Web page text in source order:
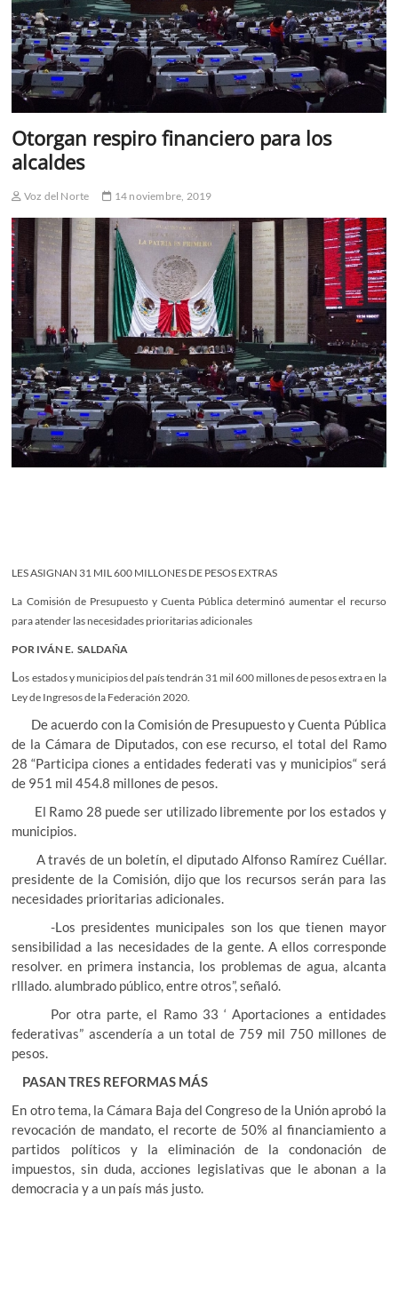
Otorgan respiro financiero para los
alcaldes
Voz del Norte 14 noviembre, 2019
LES ASIGNAN 31 MIL 600 MILLONES DE PESOS EXTRAS
La Comisión de Presupuesto y Cuenta Pública determinó aumentar el recurso
para atender las necesidades prioritarias adicionales
POR IVÁN E. SALDAÑA
Los estados y municipios del país tendrán 31 mil 600 millones de pesos extra en la
Ley de Ingresos de la Federación 2020.
De acuerdo con la Comisión de Presupuesto y Cuenta Pública
de la Cámara de Diputados, con ese recurso, el total del Ramo
28 “Participa ciones a entidades federati vas y municipios“ será
de 951 mil 454.8 millones de pesos.
El Ramo 28 puede ser utilizado libremente por los estados y
municipios.
A través de un boletín, el diputado Alfonso Ramírez Cuéllar.
presidente de la Comisión, dijo que los recursos serán para las
necesidades prioritarias adicionales.
-Los presidentes municipales son los que tienen mayor
sensibilidad a las necesidades de la gente. A ellos corresponde
resolver. en primera instancia, los problemas de agua, alcanta
rlllado. alumbrado público, entre otros”, señaló.
Por otra parte, el Ramo 33 ‘ Aportaciones a entidades
federativas” ascendería a un total de 759 mil 750 millones de
pesos.
PASAN TRES REFORMAS MÁS
En otro tema, la Cámara Baja del Congreso de la Unión aprobó la
revocación de mandato, el recorte de 50% al financiamiento a
partidos políticos y la eliminación de la condonación de
impuestos, sin duda, acciones legislativas que le abonan a la
democracia y a un país más justo.